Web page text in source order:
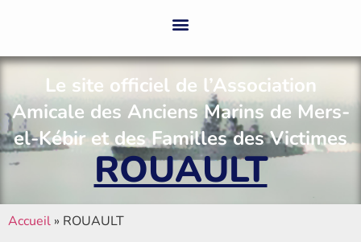
Le site officiel de l’Association
Amicale des Anciens Marins de Mers-
el-Kébir et des Familles des Victimes
ROUAULT
Accueil » ROUAULT